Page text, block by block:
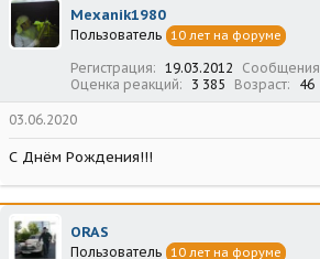
Mexanik1980
Пользователь 10 лет на форуме
Регистрация 19.03.2012 Сообщения
Оценка реакций
3 385 Возраст 46
03.06.2020
С Днём Рождения!!!
ORAS
Пользователь 10 лет на форуме